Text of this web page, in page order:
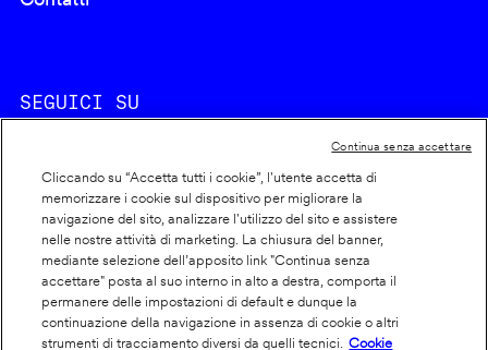
SEGUICI SU
Footer
info
Cookie policy
Dichiarazione di accessibilità
Privacy
Cliccando su “Accetta tutti i cookie”, l'utente accetta di
memorizzare i cookie sul dispositivo per migliorare la
navigazione del sito, analizzare l'utilizzo del sito e assistere
nelle nostre attività di marketing. La chiusura del banner,
mediante selezione dell’apposito link "Continua senza
accettare" posta al suo interno in alto a destra, comporta il
permanere delle impostazioni di default e dunque la
continuazione della navigazione in assenza di cookie o altri
strumenti di tracciamento diversi da quelli tecnici.
Cookie
Continua senza accettare